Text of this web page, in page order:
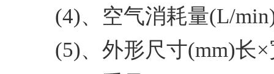
(4)、空气消耗量(L/
(5)、外形尺寸(mm)长